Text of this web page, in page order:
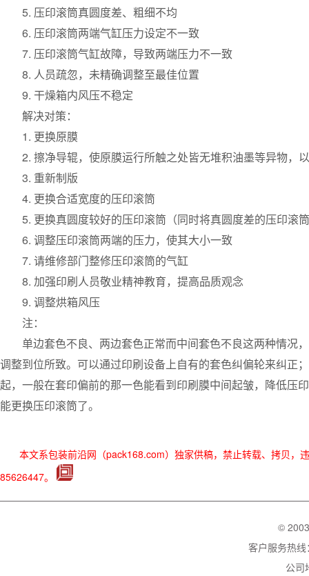
5. 压印滚筒真圆度差、粗细不均
6. 压印滚筒两端气缸压力设定不一致
7. 压印滚筒气缸故障，导致两端压力不一致
8. 人员疏忽，未精确调整至最佳位置
9. 干燥箱内风压不稳定
解决对策：
1. 更换原膜
2. 擦净导辊，使原膜运行所触之处皆无堆积油墨等异物，
3. 重新制版
4. 更换合适宽度的压印滚筒
5. 更换真圆度较好的压印滚筒（同时将真圆度差的压印滚
6. 调整压印滚筒两端的压力，使其大小一致
7. 请维修部门整修压印滚筒的气缸
8. 加强印刷人员敬业精神教育，提高品质观念
9. 调整烘箱风压
注：
单边套色不良、两边套色正常而中间套色不良这两种情况
调整到位所致。可以通过印刷设备上自有的套色纠偏轮来纠正
起，一般在套印偏前的那一色能看到印刷膜中间起皱，降低压
能更换压印滚筒了。
本文系包装前沿网（pack168.com）独家供稿，禁止转载、拷贝，
85626447。
©
客户服务热
公司